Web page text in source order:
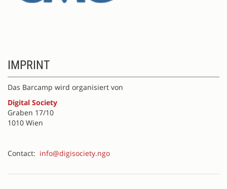
IMPRINT
Das Barcamp wird organisiert von
Digital Society
Graben 17/10
1010 Wien
Contact: info@digisociety.ngo